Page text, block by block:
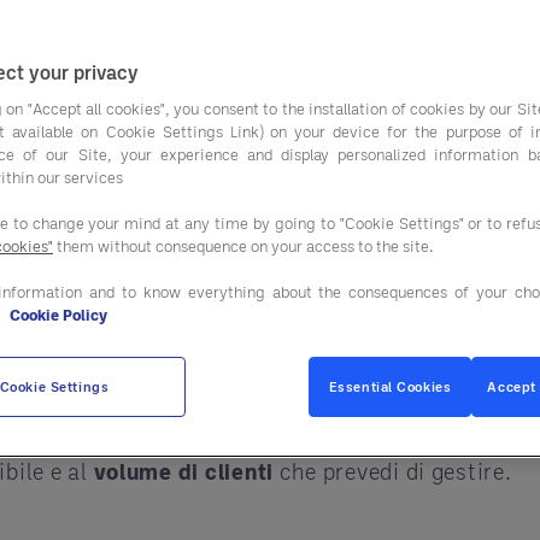
dalla qualità del servizio offerto o dalla
differenza tra un’esperienza soddisfacente o
in contatto con i fornitori più adatti
le migliori attrezzature per ristoranti e dare
da considerare prima dell’acquisto
tua cucina, è fondamentale capire le
e al volume di clienti che prevedi di gestire.
your privacy
"Accept all cookies", you consent to the installation of cookies by our
available on Cookie Settings Link) on your device for the purpose of
of our Site, your experience and display personalized information
our services
to change your mind at any time by going to "Cookie Settings" or to
them without consequence on your access to the site.
and to know everything about the consequences of your
Cookie Policy
Cookie Settings Essential Cookies Accept